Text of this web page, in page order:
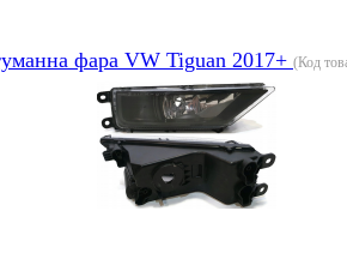
фара VW Tiguan 2017+ (Код